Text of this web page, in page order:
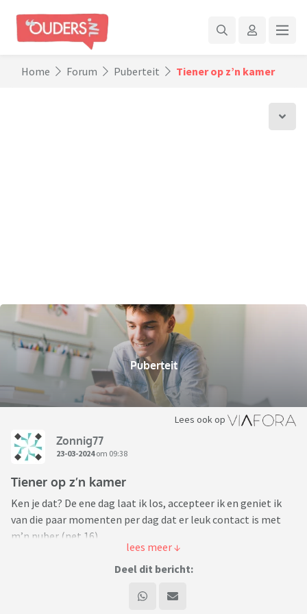
Home Forum Puberteit Tiener op z’n kamer
Puberteit
Lees ook op
Zonnig77
23-03-2024om 09:38
Tiener op z’n kamer
Ken je dat? De ene dag laat ik los, accepteer ik en geniet ik
van die paar momenten per dag dat er leuk contact is met
m’n puber (net 16).
De volgende dag maak ik me toch druk om het feit dat hij
Deel dit bericht: